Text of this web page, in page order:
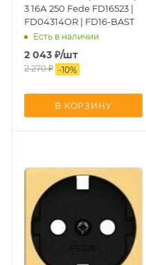
3 16А 250 Fede FD16523 |
FD04314OR | FD16-BAST
Есть в наличии
2 043 ₽/шт
2 270₽ -10%
В КОРЗИНУ